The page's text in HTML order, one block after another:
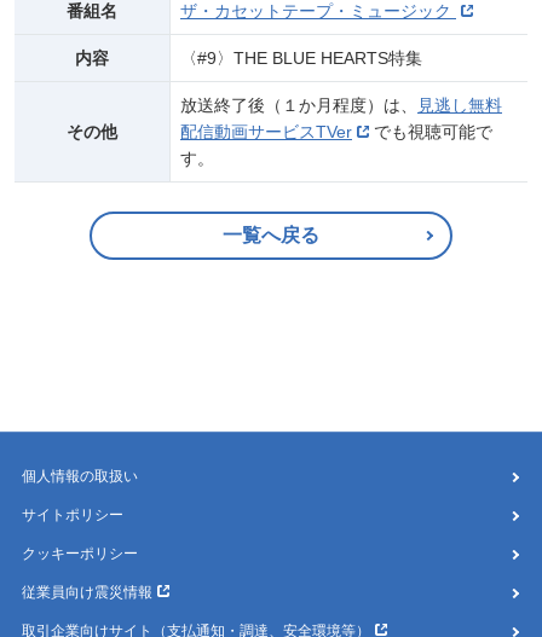
番組名 ザ・カセットテープ・ミュージック
内容 〈#9〉THE BLUE HEARTS特集
その他
放送終了後（１か月程度）は、
見逃し無料
配信動画サービスTVer
でも視聴可能で
す。
一覧へ戻る
個人情報の取扱い
サイトポリシー
クッキーポリシー
従業員向け震災情報
取引企業向けサイト（支払通知・調達、安全環境等）